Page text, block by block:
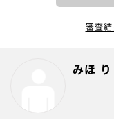
審査
みほ